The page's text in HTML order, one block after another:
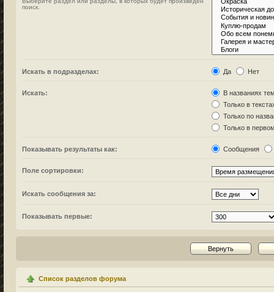
поиск.
Искать в подразделах: Да Нет
Искать:
В названиях
Только в
Только по
Только в
Показывать результаты как: Сообщения
Поле сортировки:
Искать сообщения за:
Показывать первые:
Список разделов форума